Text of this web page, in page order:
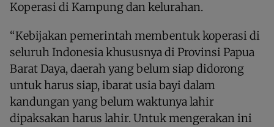
Koperasi di Kampung dan kelurahan.
“Kebijakan pemerintah membentuk koperasi di
seluruh Indonesia khususnya di Provinsi Papua
Barat Daya, daerah yang belum siap didorong
untuk harus siap, ibarat usia bayi dalam
kandungan yang belum waktunya lahir
dipaksakan harus lahir. Untuk mengerakan ini